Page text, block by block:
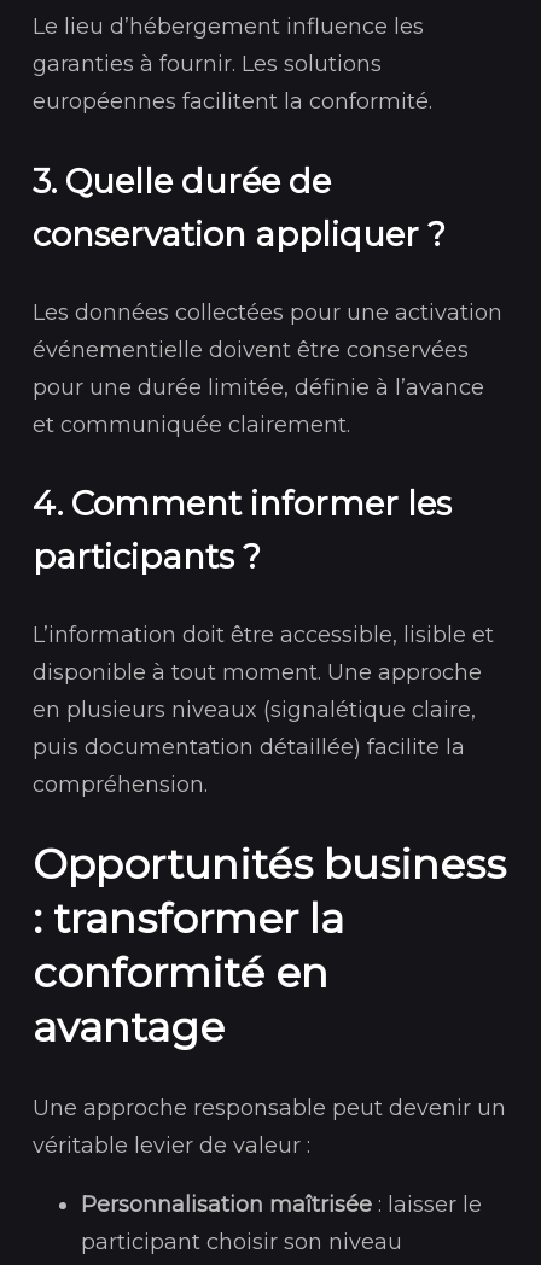
Le lieu d’hébergement influence les
garanties à fournir. Les solutions
européennes facilitent la conformité.
3. Quelle durée de
conservation appliquer ?
Les données collectées pour une activation
événementielle doivent être conservées
pour une durée limitée, définie à l’avance
et communiquée clairement.
4. Comment informer les
participants ?
L’information doit être accessible, lisible et
disponible à tout moment. Une approche
en plusieurs niveaux (signalétique claire,
puis documentation détaillée) facilite la
compréhension.
Opportunités business
: transformer la
conformité en
avantage
Une approche responsable peut devenir un
véritable levier de valeur :
Personnalisation maîtrisée : laisser le
participant choisir son niveau